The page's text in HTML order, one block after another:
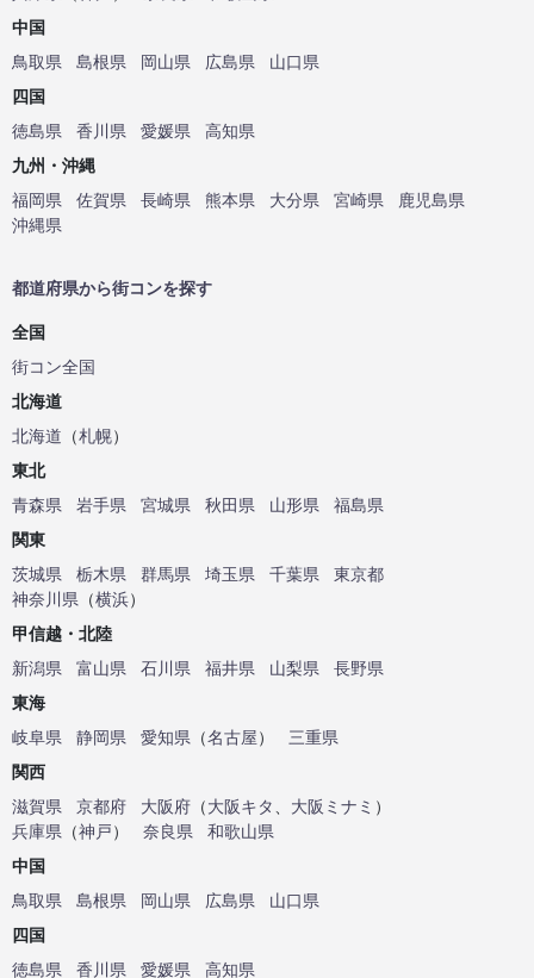
中国
鳥取県
島根県 岡山県 広島県
山口県
四国
徳島県
香川県 愛媛県
高知県
九州・沖縄
福岡県
佐賀県 長崎県 熊本県 大分県 宮崎県
鹿児島県
沖縄県
都道府県から街コンを探す
全国
街コン全国
北海道
北海道 （札幌）
東北
青森県
岩手県 宮城県 秋田県 山形県
福島県
関東
茨城県
栃木県 群馬県 埼玉県 千葉県
東京都
神奈川県 （横浜）
甲信越・北陸
新潟県
富山県 石川県 福井県 山梨県
長野県
東海
岐阜県
静岡県 愛知県 （名古屋）
三重県
関西
滋賀県
京都府 大阪府 （大阪キタ 大阪ミナミ ）
兵庫県 （神戸） 奈良県
和歌山県
中国
鳥取県
島根県 岡山県 広島県
山口県
四国
徳島県
香川県 愛媛県 高知県